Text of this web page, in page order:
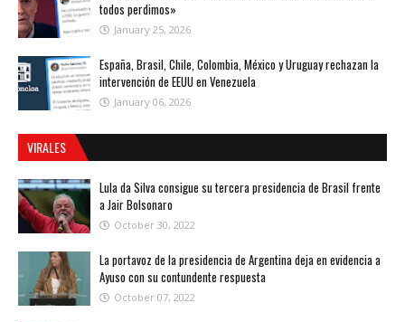
todos perdimos»
January 25, 2026
España, Brasil, Chile, Colombia, México y Uruguay rechazan la
intervención de EEUU en Venezuela
January 06, 2026
VIRALES
Lula da Silva consigue su tercera presidencia de Brasil frente
a Jair Bolsonaro
October 30, 2022
La portavoz de la presidencia de Argentina deja en evidencia a
Ayuso con su contundente respuesta
October 07, 2022